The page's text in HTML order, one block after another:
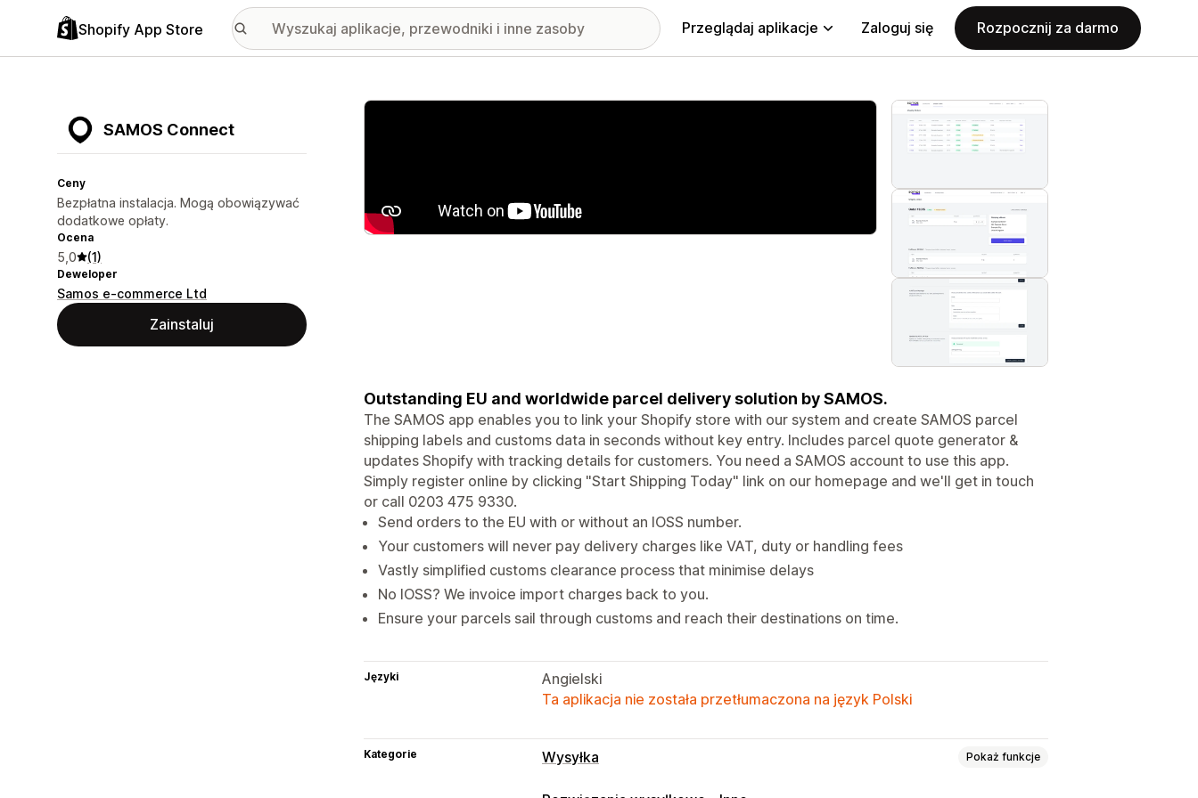
Shopify App Store Przeglądaj aplikacje Zaloguj się Rozpocznij za darmo
SAMOS Connect
Ceny
Bezpłatna instalacja. Mogą obowiązywać
dodatkowe opłaty.
Ocena
5,0 (1)
Deweloper
Samos e-commerce Ltd
Zainstaluj
Wyróżnione obrazy w galerii
Outstanding EU and worldwide parcel delivery solution by SAMOS.
The SAMOS app enables you to link your Shopify store with our system and create SAMOS parcel
shipping labels and customs data in seconds without key entry. Includes parcel quote generator &
updates Shopify with tracking details for customers. You need a SAMOS account to use this app.
Simply register online by clicking "Start Shipping Today" link on our homepage and we'll get in touch
or call 0203 475 9330.
Send orders to the EU with or without an IOSS number.
Your customers will never pay delivery charges like VAT, duty or handling fees
Vastly simplified customs clearance process that minimise delays
No IOSS? We invoice import charges back to you.
Ensure your parcels sail through customs and reach their destinations on time.
Języki
Angielski
Ta aplikacja nie została przetłumaczona na język Polski
Kategorie Wysyłka Pokaż funkcje